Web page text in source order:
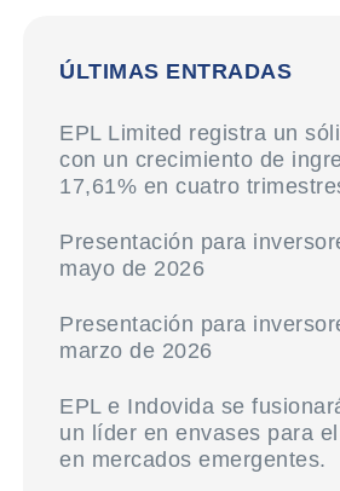
ÚLTIMAS ENTRADAS
EPL Limited registra un
con un crecimiento de
17,61% en cuatro
Presentación para
mayo de 2026
Presentación para
marzo de 2026
EPL e Indovida se
un líder en envases para
en mercados emergentes.